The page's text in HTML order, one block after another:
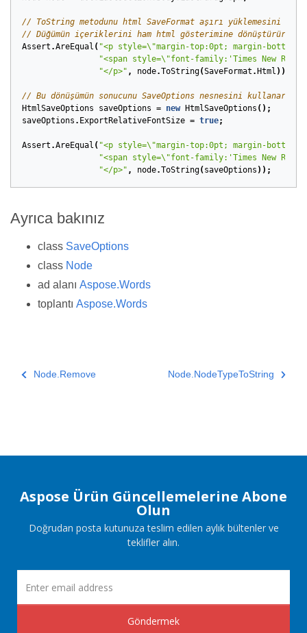
// ToString metodunu html SaveFormat aşırı yüklemesini
// Düğümün içeriklerini ham html gösterimine dönüştürür.
Assert .AreEqual ( "<p style=\"margin-top:0pt; margin-
"<span style=\"font-family:'Times New
"</p>" , node.ToString(SaveFormat . Html ));
// Bu dönüşümün sonucunu SaveOptions nesnesini
HtmlSaveOptions
saveOptions = new HtmlSaveOptions ();
saveOptions . ExportRelativeFontSize = true;
Assert .AreEqual ( "<p style=\"margin-top:0pt; margin-
"<span style=\"font-family:'Times New
"</p>" , node.ToString( saveOptions ));
Ayrıca bakınız
class SaveOptions
class Node
ad alanı Aspose.Words
toplantı Aspose.Words
Node.Remove Node.NodeTypeToString
Aspose Ürün Güncellemelerine Abone
Olun
Doğrudan posta kutunuza teslim edilen aylık bültenler ve
teklifler alın.
Göndermek